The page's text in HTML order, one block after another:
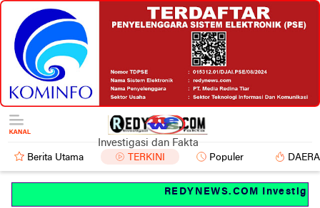
Investigasi dan Fakta
Berita Utama TERKINI Populer
REDYNEWS.COM Investigasi